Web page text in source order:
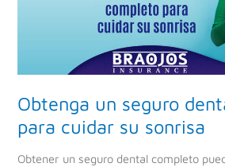
Obtenga un seguro
para cuidar su sonrisa
Obtener un seguro dental completo